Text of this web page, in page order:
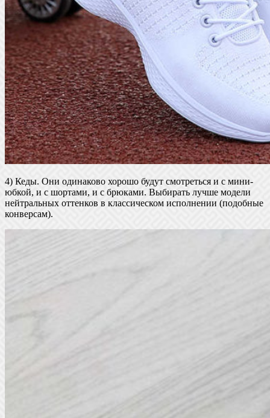
4) Кеды. Они одинаково хорошо будут смотреться и с мини-
юбкой, и с шортами, и с брюками. Выбирать лучше модели
нейтральных оттенков в классическом исполнении (подобные
конверсам).